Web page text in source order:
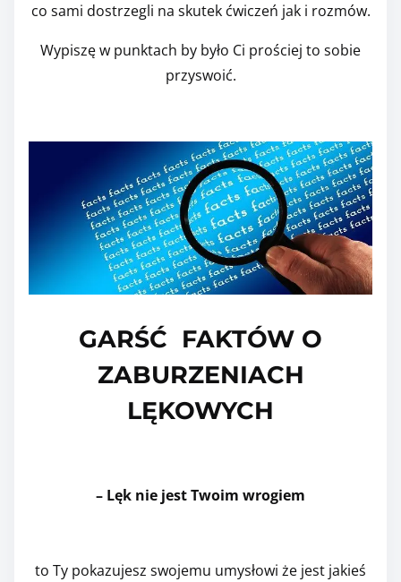
co sami dostrzegli na skutek ćwiczeń jak i rozmów.
Wypiszę w punktach by było Ci prościej to sobie
przyswoić.
GARŚĆ FAKTÓW O
ZABURZENIACH
LĘKOWYCH
– Lęk nie jest Twoim wrogiem
to Ty pokazujesz swojemu umysłowi że jest jakieś